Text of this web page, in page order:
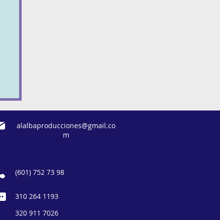
alalbaproducciones@gmail.co
m
(601) 752 73 98
310 264 1193
320 911 7026